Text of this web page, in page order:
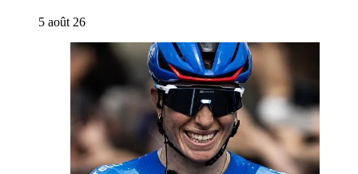
5 août 26